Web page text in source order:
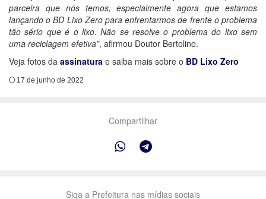
parceira que nós temos, especialmente agora que estamos
lançando o BD Lixo Zero para enfrentarmos de frente o problema
tão sério que é o lixo. Não se resolve o problema do lixo sem
uma reciclagem efetiva”, afirmou Doutor Bertolino.
Veja fotos da assinatura e saiba mais sobre o BD Lixo Zero
17 de junho de 2022
Compartilhar
Siga a Prefeitura nas mídias sociais